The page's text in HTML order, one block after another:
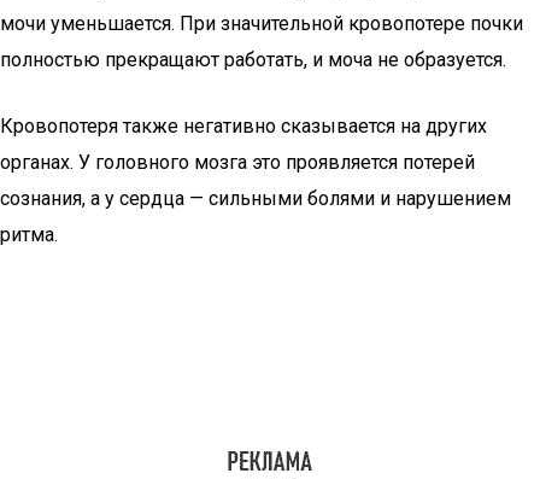
мочи уменьшается. При значительной кровопотере почки
полностью прекращают работать, и моча не образуется.
Кровопотеря также негативно сказывается на других
органах. У головного мозга это проявляется потерей
сознания, а у сердца — сильными болями и нарушением
ритма.